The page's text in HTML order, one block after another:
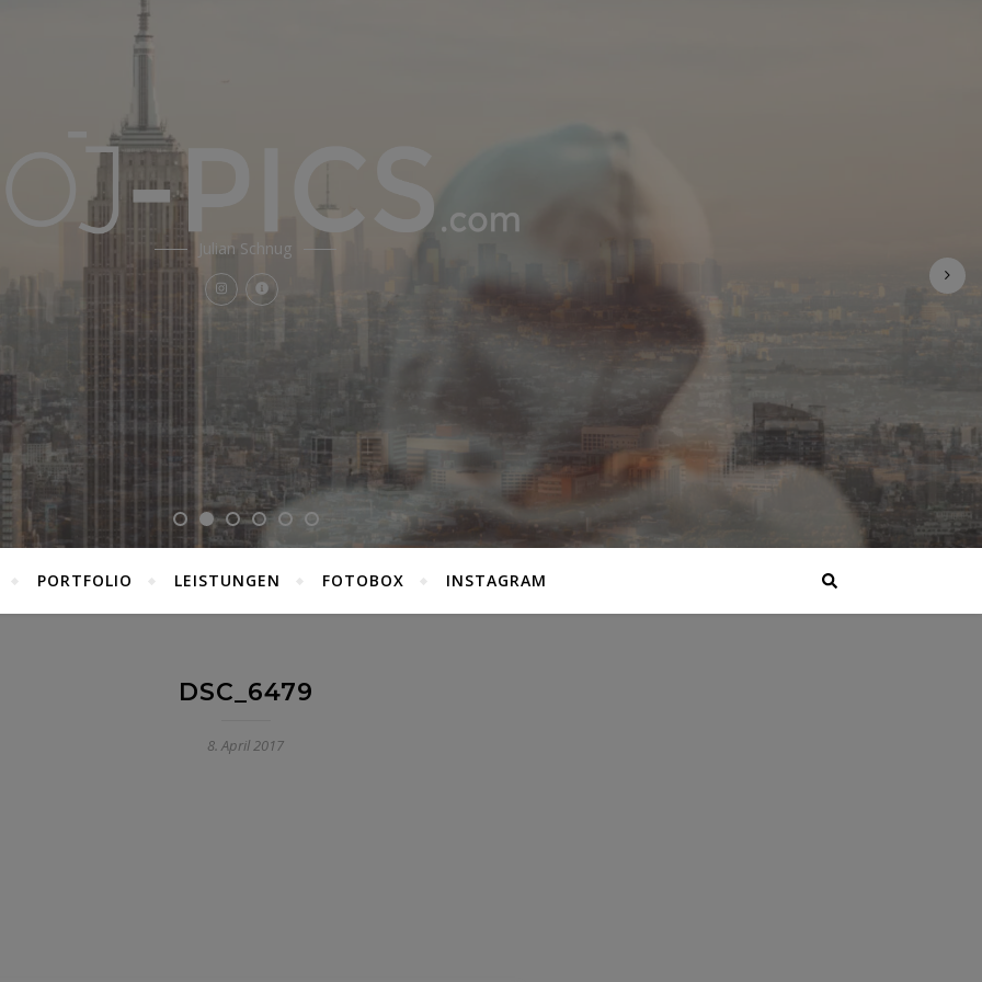
Julian Schnug
PORTFOLIO LEISTUNGEN FOTOBOX INSTAGRAM
DSC_6479
8. April 2017